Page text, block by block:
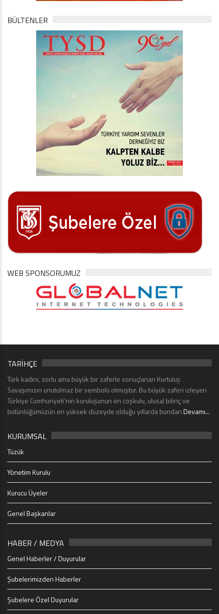
BÜLTENLER
WEB SPONSORUMUZ
TARİHÇE
Türk kadını, zorlu ama büyük bir zaferle sonuçlanan Kurtuluş
Savaşımızın unutulmaz bir sembolü olmuştur. Bu büyük zaferi izleyen
Türkiye Cumhuriyeti’nin kuruluşunun en coşkulu, ulusal bilinç ve
bütünlüğümüzün en yüksek düzeyde olduğu yıllarda bundanDevamı...
KURUMSAL
Tüzük
Yönetim Kurulu
Kurucu Üyeler
Genel Başkanlar
HABER / MEDYA
Genel Haberler / Duyurular
Şubelerimizden Haberler
Şubelere Özel Duyurular